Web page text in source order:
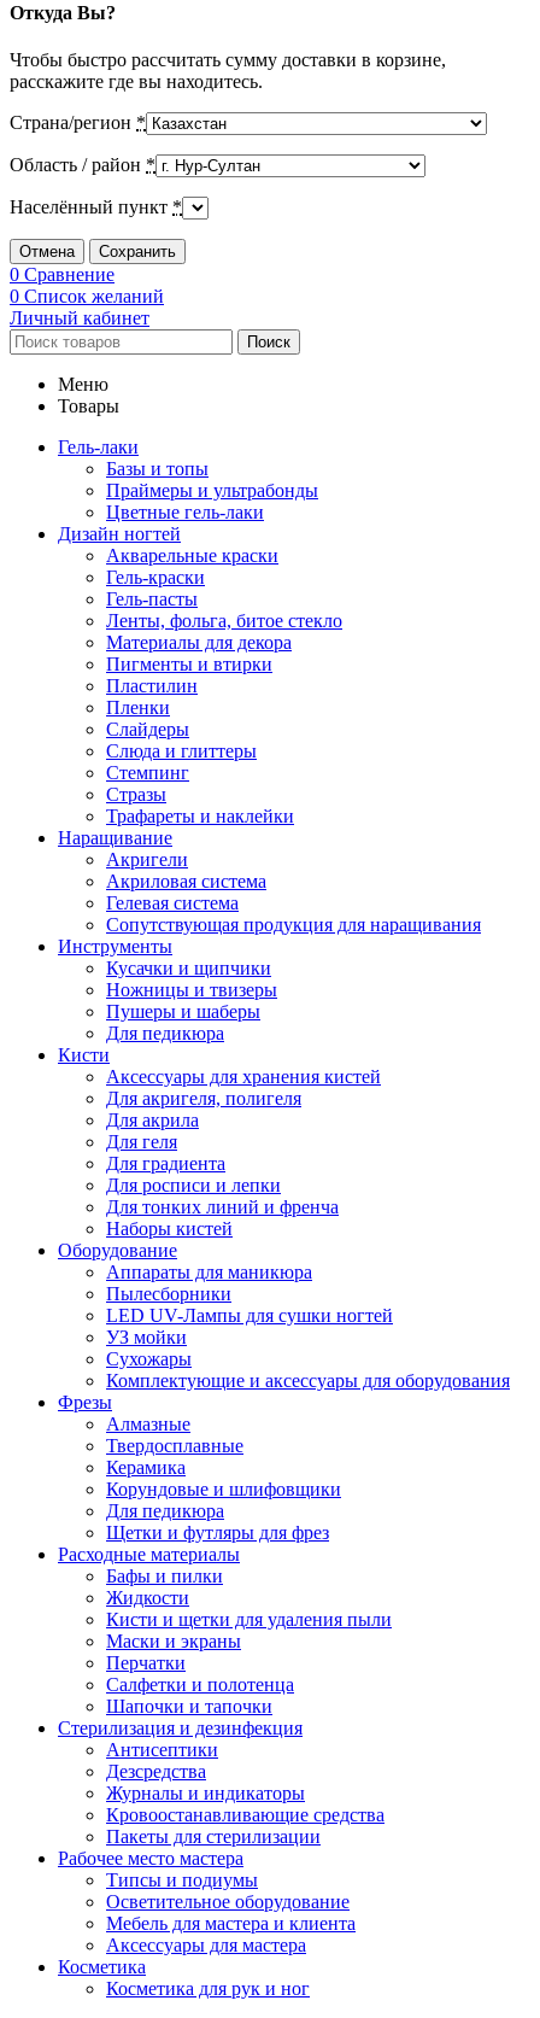
Откуда Вы?
Чтобы быстро рассчитать сумму доставки в корзине,
расскажите где вы находитесь.
Страна/регион *
Область / район *
Населённый пункт *
Отмена Сохранить
0 Сравнение
0 Список желаний
Личный кабинет
Поиск
Меню
Товары
Гель-лаки
Базы и топы
Праймеры и ультрабонды
Цветные гель-лаки
Дизайн ногтей
Акварельные краски
Гель-краски
Гель-пасты
Ленты, фольга, битое стекло
Материалы для декора
Пигменты и втирки
Пластилин
Пленки
Слайдеры
Слюда и глиттеры
Стемпинг
Стразы
Трафареты и наклейки
Наращивание
Акригели
Акриловая система
Гелевая система
Сопутствующая продукция для наращивания
Инструменты
Кусачки и щипчики
Ножницы и твизеры
Пушеры и шаберы
Для педикюра
Кисти
Аксессуары для хранения кистей
Для акригеля, полигеля
Для акрила
Для геля
Для градиента
Для росписи и лепки
Для тонких линий и френча
Наборы кистей
Оборудование
Аппараты для маникюра
Пылесборники
LED UV-Лампы для сушки ногтей
УЗ мойки
Сухожары
Комплектующие и аксессуары для оборудования
Фрезы
Алмазные
Твердосплавные
Керамика
Корундовые и шлифовщики
Для педикюра
Щетки и футляры для фрез
Расходные материалы
Бафы и пилки
Жидкости
Кисти и щетки для удаления пыли
Маски и экраны
Перчатки
Салфетки и полотенца
Шапочки и тапочки
Стерилизация и дезинфекция
Антисептики
Дезсредства
Журналы и индикаторы
Кровоостанавливающие средства
Пакеты для стерилизации
Рабочее место мастера
Типсы и подиумы
Осветительное оборудование
Мебель для мастера и клиента
Аксессуары для мастера
Косметика
Косметика для рук и ног